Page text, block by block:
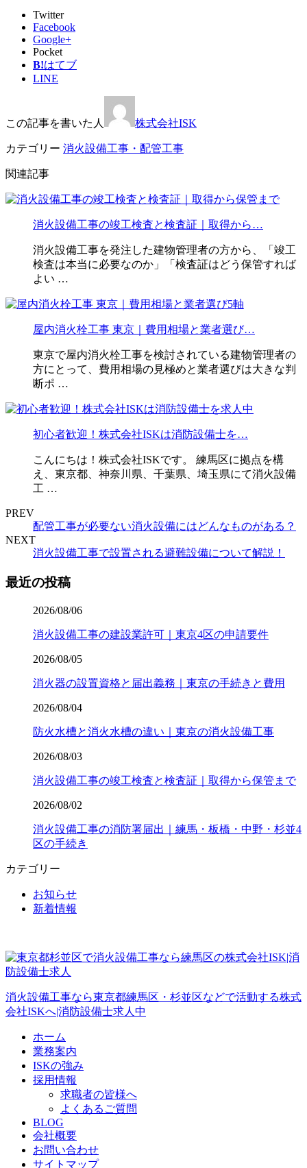
Twitter
Facebook
Google+
Pocket
B!はてブ
LINE
この記事を書いた人 株式会社ISK
カテゴリー 消火設備工事・配管工事
関連記事
消火設備工事の竣工検査と検査証｜取得から…
消火設備工事を発注した建物管理者の方から、「竣工
検査は本当に必要なのか」「検査証はどう保管すれば
よい …
屋内消火栓工事 東京｜費用相場と業者選び…
東京で屋内消火栓工事を検討されている建物管理者の
方にとって、費用相場の見極めと業者選びは大きな判
断ポ …
初心者歓迎！株式会社ISKは消防設備士を…
こんにちは！株式会社ISKです。 練馬区に拠点を構
え、東京都、神奈川県、千葉県、埼玉県にて消火設備
工 …
PREV
配管工事が必要ない消火設備にはどんなものがある？
NEXT
消火設備工事で設置される避難設備について解説！
最近の投稿
2026/08/06
消火設備工事の建設業許可｜東京4区の申請要件
2026/08/05
消火器の設置資格と届出義務｜東京の手続きと費用
2026/08/04
防火水槽と消火水槽の違い｜東京の消火設備工事
2026/08/03
消火設備工事の竣工検査と検査証｜取得から保管まで
2026/08/02
消火設備工事の消防署届出｜練馬・板橋・中野・杉並4
区の手続き
カテゴリー
お知らせ
新着情報
消火設備工事なら東京都練馬区・杉並区などで活動する株式
会社ISKへ|消防設備士求人中
ホーム
業務案内
ISKの強み
採用情報
求職者の皆様へ
よくあるご質問
BLOG
会社概要
お問い合わせ
サイトマップ